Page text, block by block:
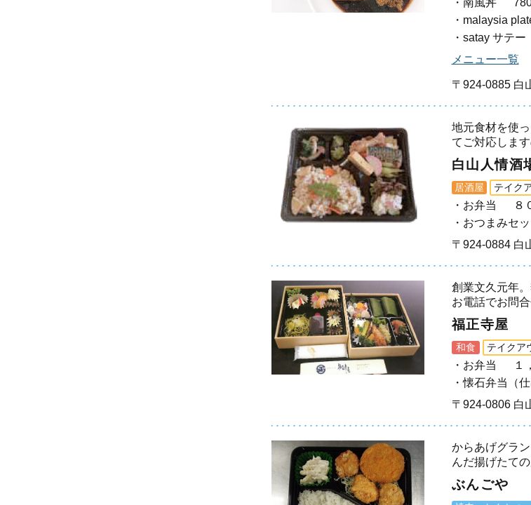
南風丼
malaysia
satay サテー
メニュー一覧
〒924-0885 白
地元食材を使
てご対応しま
白山人情
居酒屋 テイク
お弁当
８
おつまみセッ
〒924-0884 白
創業文久元年
お電話でお問
福正寺屋
和食 テイクア
お弁当
１
懐石弁当（仕
〒924-0806 白
からあげグラ
んだ揚げたて
ぶんごや